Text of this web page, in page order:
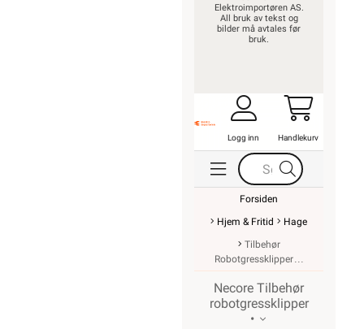
Elektroimportøren AS.
All bruk av tekst og
bilder må avtales før
bruk.
Logg inn Handlekurv
Forsiden
Hjem & Fritid
Hage
Tilbehør
Robotgressklipper
Necore Tilbehør
robotgressklipper
•